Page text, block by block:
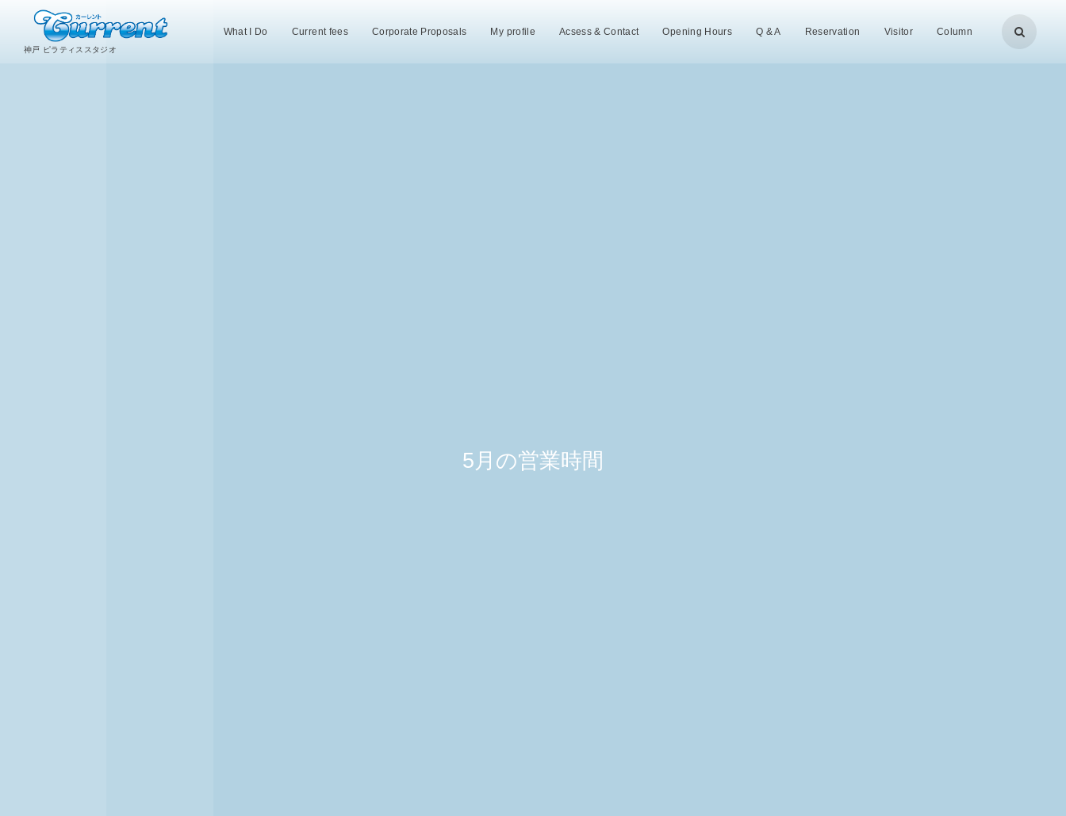
神戸 ピラティススタジオ
What I Do Current fees Corporate Proposals My profile Acsess & Contact Opening Hours Q & A Reservation Visitor Column
5月の営業時間